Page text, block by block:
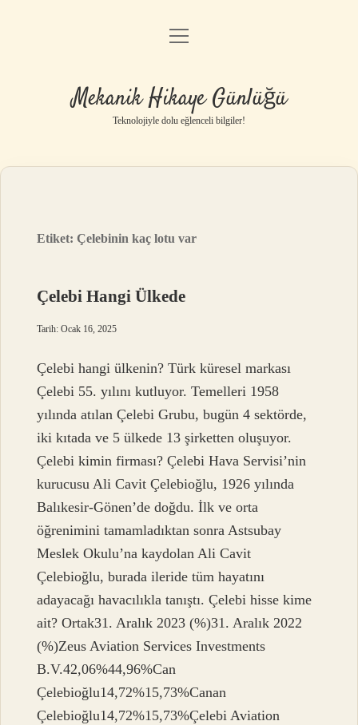
Anasayfa
Yasal Uyarı
menüyü
Mekanik Hikaye Günlüğü
Teknolojiyle dolu eğlenceli bilgiler!
Etiket:Çelebinin kaç lotu var
Çelebi Hangi Ülkede
Tarih: Ocak 16, 2025
Çelebi hangi ülkenin? Türk küresel markası
Çelebi 55. yılını kutluyor. Temelleri 1958
yılında atılan Çelebi Grubu, bugün 4 sektörde,
iki kıtada ve 5 ülkede 13 şirketten oluşuyor.
Çelebi kimin firması? Çelebi Hava Servisi’nin
kurucusu Ali Cavit Çelebioğlu, 1926 yılında
Balıkesir-Gönen’de doğdu. İlk ve orta
öğrenimini tamamladıktan sonra Astsubay
Meslek Okulu’na kaydolan Ali Cavit
Çelebioğlu, burada ileride tüm hayatını
adayacağı havacılıkla tanıştı. Çelebi hisse kime
ait? Ortak31. Aralık 2023 (%)31. Aralık 2022
(%)Zeus Aviation Services Investments
B.V.42,06%44,96%Can
Çelebioğlu14,72%15,73%Canan
Çelebioğlu14,72%15,73%Çelebi Aviation